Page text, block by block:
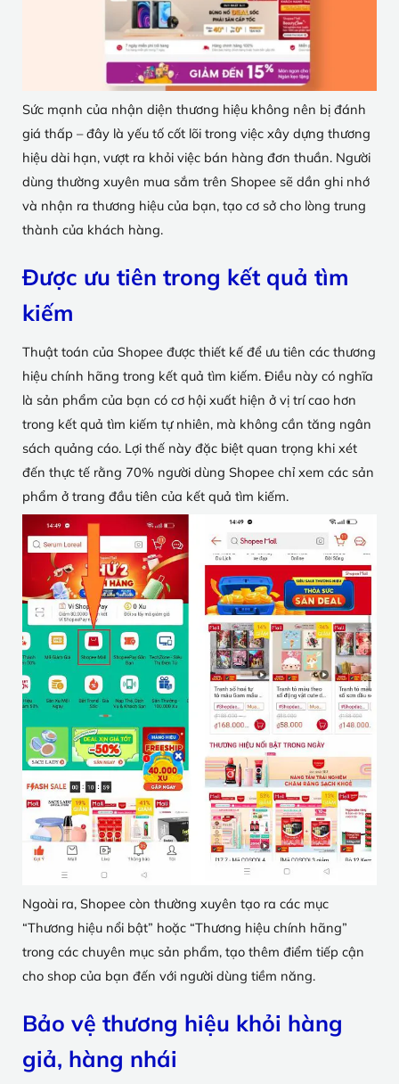
Sức mạnh của nhận diện thương hiệu không nên bị đánh
giá thấp – đây là yếu tố cốt lõi trong việc xây dựng thương
hiệu dài hạn, vượt ra khỏi việc bán hàng đơn thuần. Người
dùng thường xuyên mua sắm trên Shopee sẽ dần ghi nhớ
và nhận ra thương hiệu của bạn, tạo cơ sở cho lòng trung
thành của khách hàng.
Được ưu tiên trong kết quả tìm
kiếm
Thuật toán của Shopee được thiết kế để ưu tiên các thương
hiệu chính hãng trong kết quả tìm kiếm. Điều này có nghĩa
là sản phẩm của bạn có cơ hội xuất hiện ở vị trí cao hơn
trong kết quả tìm kiếm tự nhiên, mà không cần tăng ngân
sách quảng cáo. Lợi thế này đặc biệt quan trọng khi xét
đến thực tế rằng 70% người dùng Shopee chỉ xem các sản
phẩm ở trang đầu tiên của kết quả tìm kiếm.
Ngoài ra, Shopee còn thường xuyên tạo ra các mục
“Thương hiệu nổi bật” hoặc “Thương hiệu chính hãng”
trong các chuyên mục sản phẩm, tạo thêm điểm tiếp cận
cho shop của bạn đến với người dùng tiềm năng.
Bảo vệ thương hiệu khỏi hàng
giả, hàng nhái